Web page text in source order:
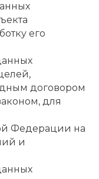
его
договором
для
Федерации на
и